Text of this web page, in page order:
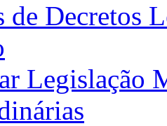
de Decretos
Legislação